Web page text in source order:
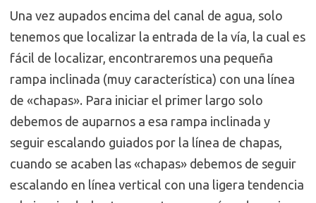
Una vez aupados encima del canal de agua, solo
tenemos que localizar la entrada de la vía, la cual es
fácil de localizar, encontraremos una pequeña
rampa inclinada (muy característica) con una línea
de «chapas». Para iniciar el primer largo solo
debemos de auparnos a esa rampa inclinada y
seguir escalando guiados por la línea de chapas,
cuando se acaben las «chapas» debemos de seguir
escalando en línea vertical con una ligera tendencia